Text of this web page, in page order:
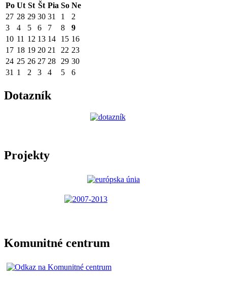
Po Ut St Št Pia So Ne
27 28 29 30 31 1
2
3
4 5 6 7 8
9
10 11 12 13 14 15 16
17 18 19 20 21 22 23
24 25 26 27 28 29 30
31 1 2 3 4 5 6
Dotazník
Projekty
Komunitné centrum